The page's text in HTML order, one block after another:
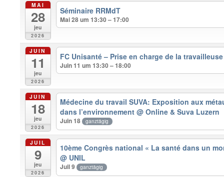
MAI
28
jeu
2026
Séminaire RRMdT
Mai 28 um 13:30 – 17:00
JUIN
11
jeu
2026
FC Unisanté – Prise en charge de la
Juin 11 um 13:30 – 18:00
JUIN
18
jeu
2026
Médecine du travail SUVA: Exposition aux
dans l’environnement@ Online & Suva Luzern
Juin 18 ganztägig
JUIL
9
jeu
2026
10ème Congrès national « La santé dans un
@ UNIL
Juil 9 ganztägig